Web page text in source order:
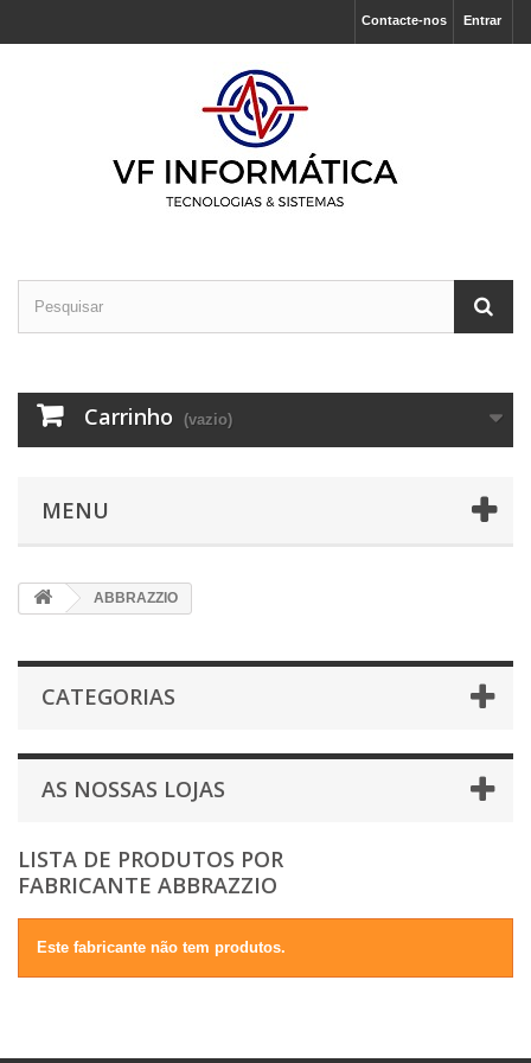
Entrar
Contacte-nos
Carrinho (vazio)
MENU
ABBRAZZIO
CATEGORIAS
AS NOSSAS LOJAS
LISTA DE PRODUTOS POR
FABRICANTE ABBRAZZIO
Este fabricante não tem produtos.